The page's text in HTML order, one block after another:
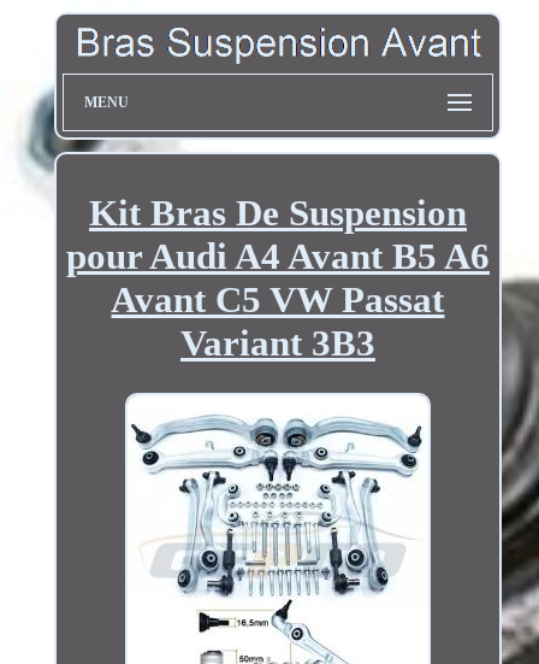
MENU
Kit Bras De Suspension
pour Audi A4 Avant B5 A6
Avant C5 VW Passat
Variant 3B3